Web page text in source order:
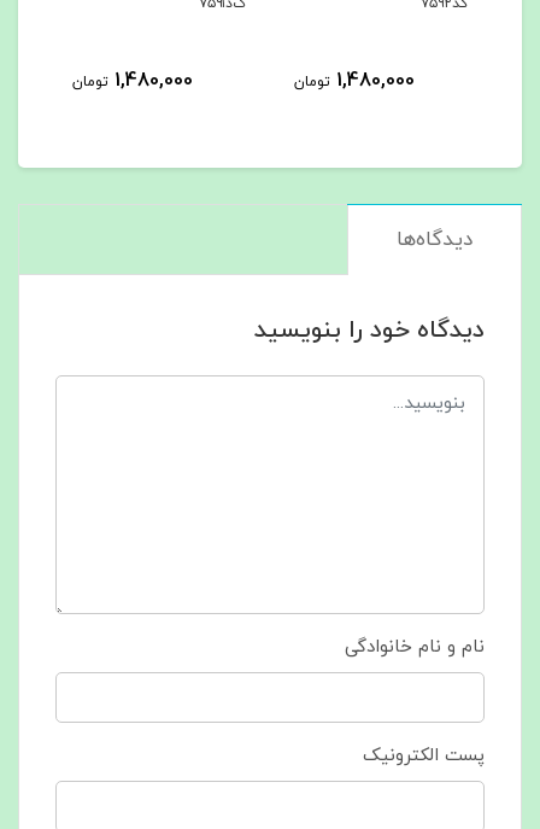
1,480,000
1,480,000
دیدگاه‌ها
دیدگاه خود را بنویسید
نام و نام خانوادگی
پست الکترونیک